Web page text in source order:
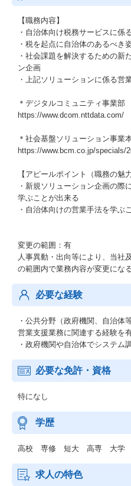
【職務内容】
・自治体向け税務サービスに係
・税を起点に自治体のあるべき
・社会課題を解決するための新
ン企画
・上記ソリューションに係る営
＊デジタルコミュニティ事業部
https://www.dcom.nttdata.com/
＊社会基盤ソリューション事業
https://www.bcm.co.jp/specials/
【アピールポイント（職務の魅力
・新規ソリューション企画の際
学ぶことが出来る
・自治体向けの営業手法を学ぶ
変更の範囲：有
人事異動・出向等により、当社
の範囲内で業務内容が変更にな
必要な経験
・公共分野（政府機関、自治体
営業支援業務に関連する経験を
・政府機関や自治体でシステム
必要な免許・資格
特になし
学歴
高校 専修 短大 高専 大学
求人の特色